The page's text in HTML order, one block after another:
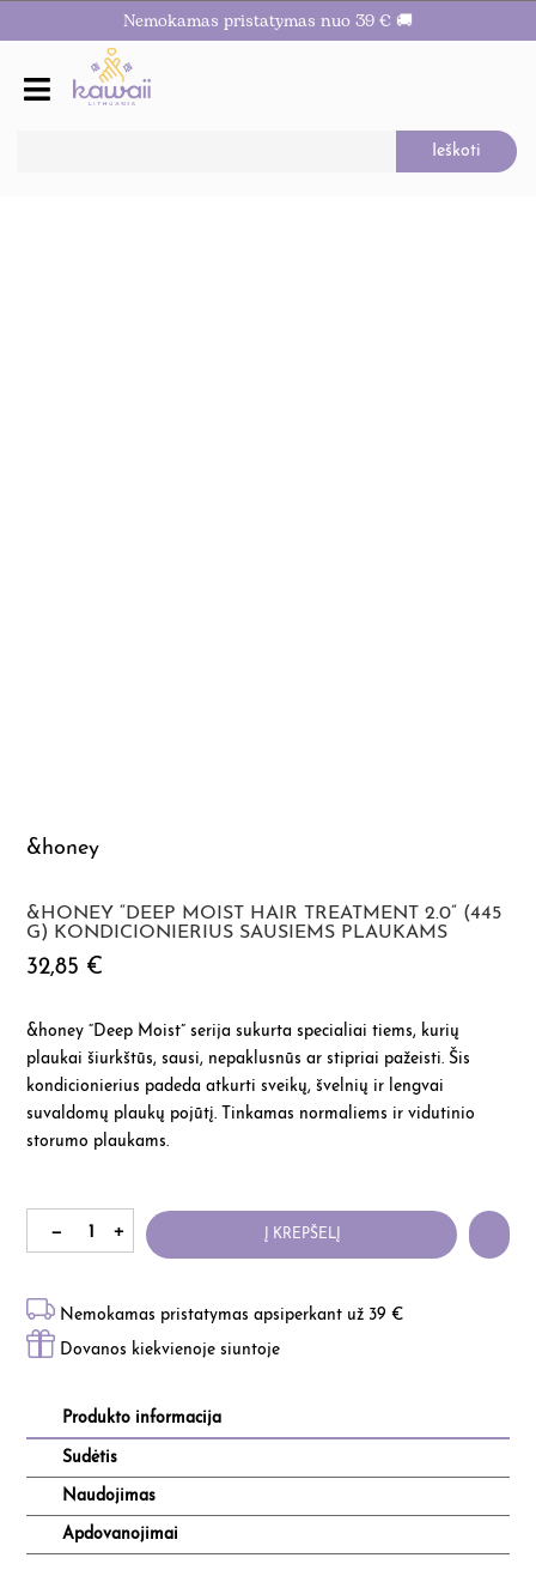
Nemokamas pristatymas nuo 39 € 🚚
&honey
&HONEY “DEEP MOIST HAIR TREATMENT 2.0” (445
G) KONDICIONIERIUS SAUSIEMS PLAUKAMS
32,85 €
&honey “Deep Moist” serija sukurta specialiai tiems, kurių
plaukai šiurkštūs, sausi, nepaklusnūs ar stipriai pažeisti. Šis
kondicionierius padeda atkurti sveikų, švelnių ir lengvai
suvaldomų plaukų pojūtį. Tinkamas normaliems ir vidutinio
storumo plaukams.
Į KREPŠELĮ
Nemokamas pristatymas apsiperkant už 39 €
Dovanos kiekvienoje siuntoje
Produkto informacija
Sudėtis
Naudojimas
Apdovanojimai